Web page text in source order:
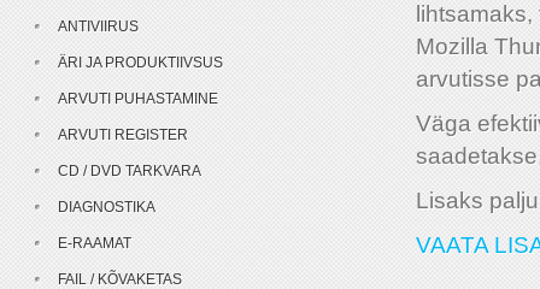
Mozilla
arvutisse
Väga
Lisaks
VAATA
ANTIVIIRUS
ÄRI JA PRODUKTIIVSUS
ARVUTI PUHASTAMINE
ARVUTI REGISTER
CD / DVD TARKVARA
DIAGNOSTIKA
E-RAAMAT
FAIL / KÕVAKETAS